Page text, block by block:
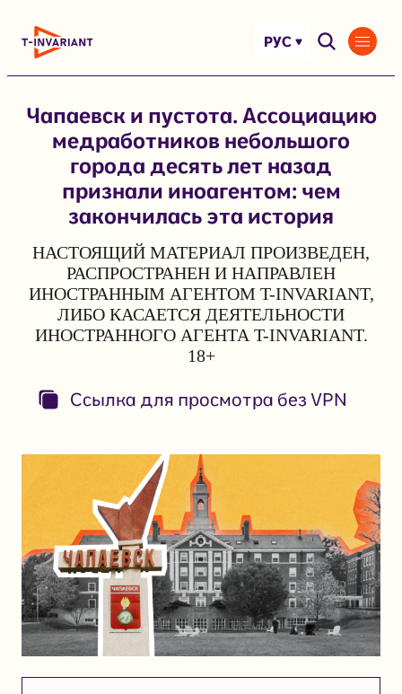
РУС
Чапаевск и пустота. Ассоциацию
медработников небольшого
города десять лет назад
признали иноагентом: чем
закончилась эта история
НАСТОЯЩИЙ МАТЕРИАЛ ПРОИЗВЕДЕН,
РАСПРОСТРАНЕН И НАПРАВЛЕН
ИНОСТРАННЫМ АГЕНТОМ T-INVARIANT,
ЛИБО КАСАЕТСЯ ДЕЯТЕЛЬНОСТИ
ИНОСТРАННОГО АГЕНТА T-INVARIANT.
18+
Ссылка для просмотра без VPN